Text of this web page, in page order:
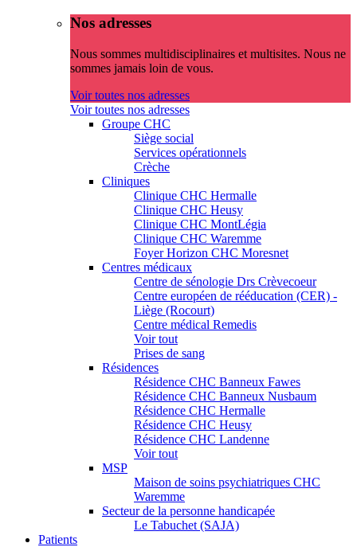
Nos adresses
Nous sommes multidisciplinaires et multisites. Nous ne
sommes jamais loin de vous.
Voir toutes nos adresses
Voir toutes nos adresses
Groupe CHC
Siège social
Services opérationnels
Crèche
Cliniques
Clinique CHC Hermalle
Clinique CHC Heusy
Clinique CHC MontLégia
Clinique CHC Waremme
Foyer Horizon CHC Moresnet
Centres médicaux
Centre de sénologie Drs Crèvecoeur
Centre européen de rééducation (CER) -
Liège (Rocourt)
Centre médical Remedis
Voir tout
Prises de sang
Résidences
Résidence CHC Banneux Fawes
Résidence CHC Banneux Nusbaum
Résidence CHC Hermalle
Résidence CHC Heusy
Résidence CHC Landenne
Voir tout
MSP
Maison de soins psychiatriques CHC
Waremme
Secteur de la personne handicapée
Le Tabuchet (SAJA)
Patients